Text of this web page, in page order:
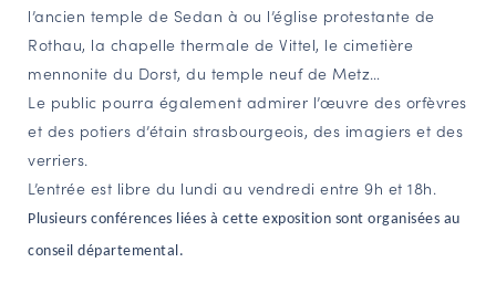
VOUS ÊTES…
Amateurs d’histoire et de patrimoine
Responsables de structures
Étudiants & chercheurs
l’ancien temple de Sedan à ou l’église protestante de
Rothau, la chapelle thermale de Vittel, le cimetière
mennonite du Dorst, du temple neuf de Metz…
Le public pourra également admirer l’œuvre des orfèvres
et des potiers d’étain strasbourgeois, des imagiers et des
verriers.
L’entrée est libre du lundi au vendredi entre 9h et 18h.
Plusieurs conférences liées à cette exposition sont organisées au
conseil départemental.